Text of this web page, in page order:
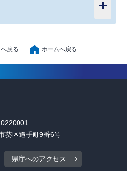
戻る ホームへ戻る
葵区追手町9番6号
県庁へのアクセス